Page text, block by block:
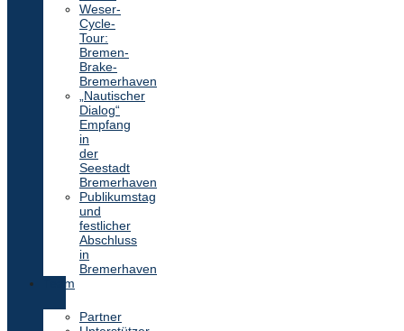
Weser-
Cycle-
Tour:
Bremen-
Brake-
Bremerhaven
„Nautischer
Dialog“
Empfang
in
der
Seestadt
Bremerhaven
Publikumstag
und
festlicher
Abschluss
in
Bremerhaven
Team
Partner